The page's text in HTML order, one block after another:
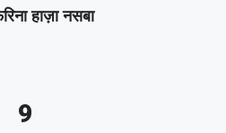
हाज़ा नसबा
9